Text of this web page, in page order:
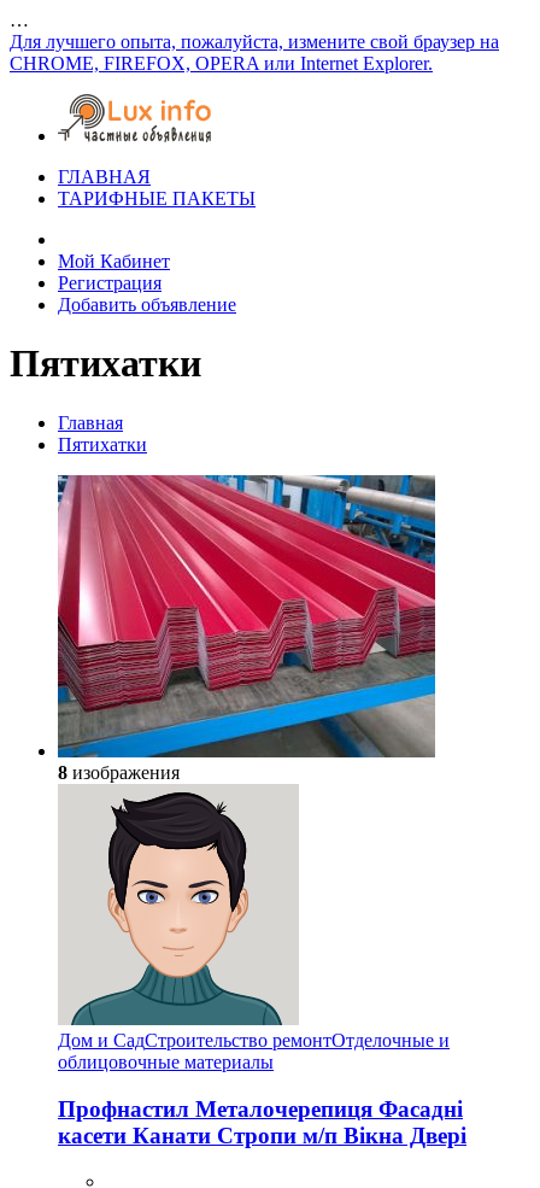
…
Для лучшего опыта, пожалуйста, измените свой браузер на
CHROME, FIREFOX, OPERA или Internet Explorer.
ГЛАВНАЯ
ТАРИФНЫЕ ПАКЕТЫ
Мой Кабинет
Регистрация
Добавить объявление
Пятихатки
Главная
Пятихатки
8 изображения
Дом и СадСтроительство ремонтОтделочные и
облицовочные материалы
Профнастил Металочерепиця Фасадні
касети Канати Стропи м/п Вікна Двері